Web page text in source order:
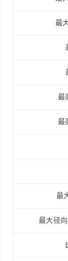
最
最
最
最
最大径